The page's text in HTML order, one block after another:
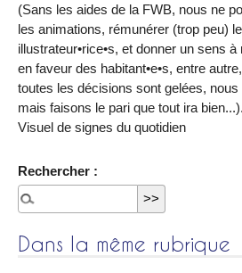
(Sans les aides de la FWB, nous ne
les animations, rémunérer (trop peu)
illustrateur•rice•s, et donner un sens
en faveur des habitant•e•s, entre
toutes les décisions sont gelées,
mais faisons le pari que tout ira bien...).
Visuel de signes du quotidien
Rechercher :
Dans la même rubrique